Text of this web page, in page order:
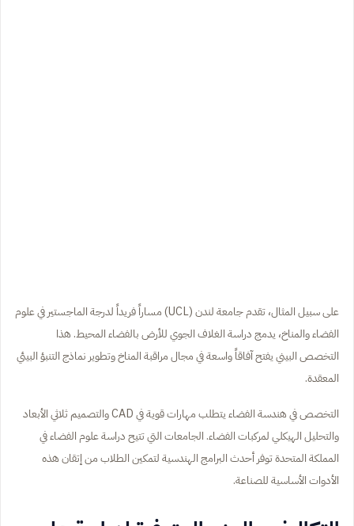
على سبيل المثال، تقدم جامعة لندن (UCL) مساراً فريداً لدرجة الماجستير في علوم
الفضاء والمناخ، يدمج دراسة الغلاف الجوي للأرض بالفضاء المحيط. هذا
التخصص البيني يفتح آفاقاً واسعة في مجال مراقبة المناخ وتطوير نماذج التنبؤ البيئي
المعقدة.
التخصص في هندسة الفضاء يتطلب مهارات قوية في CAD والتصميم ثلاثي الأبعاد
والتحليل الهيكلي لمركبات الفضاء. الجامعات التي تتيح دراسة علوم الفضاء في
المملكة المتحدة توفر أحدث البرامج الهندسية لتمكين الطلاب من إتقان هذه
الأدوات الأساسية للصناعة.